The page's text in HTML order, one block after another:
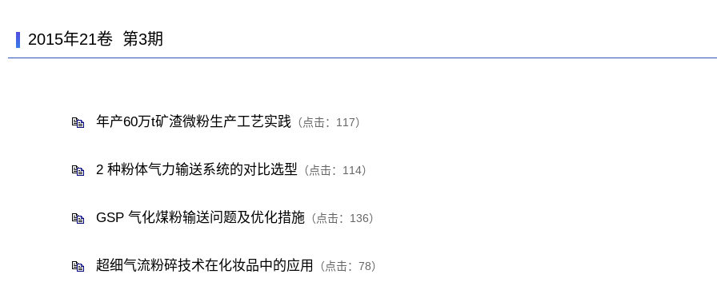
2015年21卷 第3期
年产60万t矿渣微粉生产工艺实践 （点击： 117）
2 种粉体气力输送系统的对比选型 （点击： 114）
GSP 气化煤粉输送问题及优化措施 （点击： 136）
超细气流粉碎技术在化妆品中的应用 （点击： 78）